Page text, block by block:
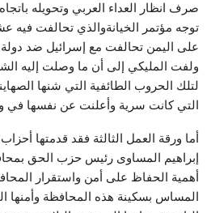
صرف انظار العداء العربي وتحويله
توجه مؤتمر الخيانةوالذي تحالفت فيه
على اليمن تحالفت مع إسرائيل ضد
ولفت المليكي إلى أن ما وصلت إليه
لتلك الحروب الطائفية التي شنها
التي كانت سرية وأعلنت عن نفسها في
أما ورقة العمل الثالثة فقد قدمتها
إبراهيم المساوى رئيس حزب الحق
أهمية الحفاظ على أمن واستقرار
المساس بسكينة هذه المحافظة وأمنها